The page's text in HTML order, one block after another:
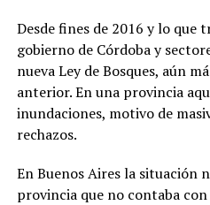
Desde fines de 2016 y lo que
gobierno de Córdoba y
nueva Ley de Bosques, aún
anterior. En una provincia
inundaciones, motivo de
rechazos.
En Buenos Aires la situación
provincia que no contaba